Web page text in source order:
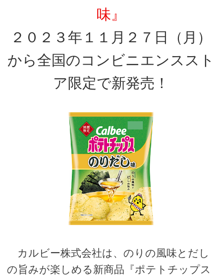
味』
２０２３年１１月２７日（月）
から全国のコンビニエンススト
ア限定で新発売！
カルビー株式会社は、のりの風味とだし
の旨みが楽しめる新商品『ポテトチップス